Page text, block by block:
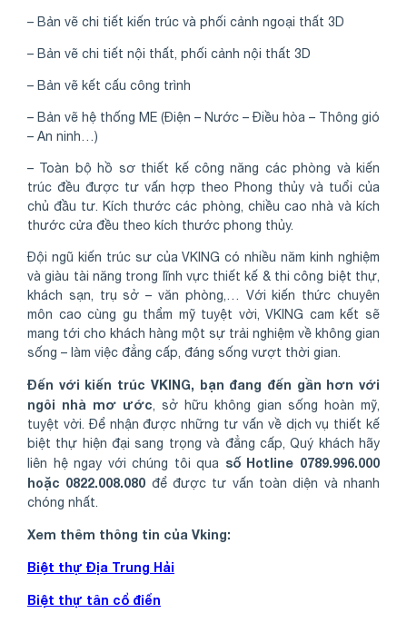
– Bản vẽ chi tiết kiến trúc và phối cảnh ngoại thất 3D
– Bản vẽ chi tiết nội thất, phối cảnh nội thất 3D
– Bản vẽ kết cấu công trình
– Bản vẽ hệ thống ME (Điện – Nước – Điều hòa – Thông gió
– An ninh…)
– Toàn bộ hồ sơ thiết kế công năng các phòng và kiến
trúc đều được tư vấn hợp theo Phong thủy và tuổi của
chủ đầu tư. Kích thước các phòng, chiều cao nhà và kích
thước cửa đều theo kích thước phong thủy.
Đội ngũ kiến trúc sư của VKING có nhiều năm kinh nghiệm
và giàu tài năng trong lĩnh vực thiết kế & thi công biệt thự,
khách sạn, trụ sở – văn phòng,… Với kiến thức chuyên
môn cao cùng gu thẩm mỹ tuyệt vời, VKING cam kết sẽ
mang tới cho khách hàng một sự trải nghiệm về không gian
sống – làm việc đẳng cấp, đáng sống vượt thời gian.
Đến với kiến trúc VKING, bạn đang đến gần hơn với
ngôi nhà mơ ước, sở hữu không gian sống hoàn mỹ,
tuyệt vời. Để nhận được những tư vấn về dịch vụ thiết kế
biệt thự hiện đại sang trọng và đẳng cấp, Quý khách hãy
liên hệ ngay với chúng tôi qua số Hotline 0789.996.000
hoặc 0822.008.080 để được tư vấn toàn diện và nhanh
chóng nhất.
Xem thêm thông tin của Vking:
Biệt thự Địa Trung Hải
Biệt thự tân cổ điển